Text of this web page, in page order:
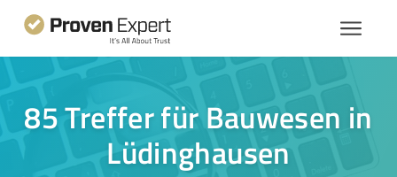
85 Treffer für Bauwesen in
Lüdinghausen